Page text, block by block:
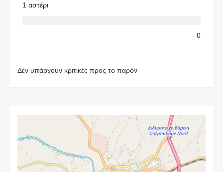
1 αστέρι
0
Δεν υπάρχουν κριτικές προς το παρόν